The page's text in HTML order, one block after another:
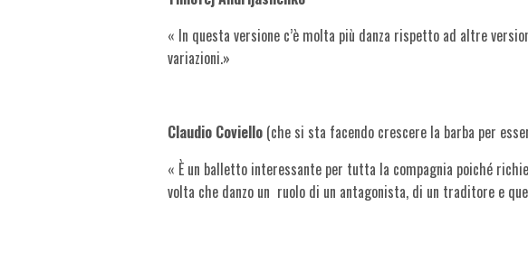
« In questa versione c’è molta più danza rispetto ad altre
variazioni.»
Claudio Coviello (che si sta facendo crescere la barba per
« È un balletto interessante per tutta la compagnia poiché
volta che danzo un ruolo di un antagonista, di un traditore e